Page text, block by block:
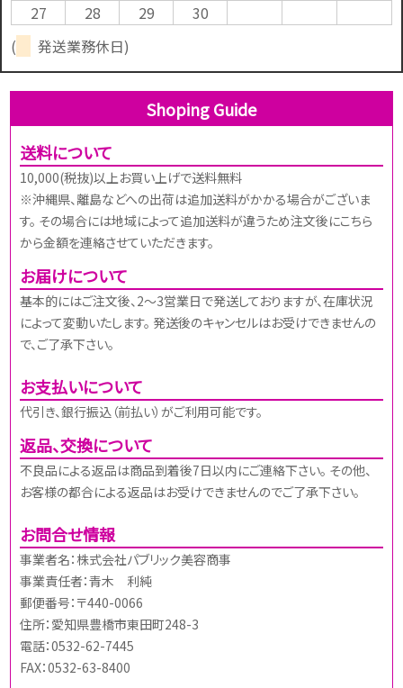
27
28 29
30
(
発送業務休日)
Shoping Guide
送料について
10,000(税抜)以上お買い上げで送料無料
※沖縄県、離島などへの出荷は追加送料がかかる場合がございま
す。 その場合には地域によって追加送料が違うため注文後にこちら
から金額を連絡させていただきます。
お届けについて
基本的にはご注文後、2～3営業日で発送しておりますが、在庫状況
によって変動いたします。 発送後のキャンセルはお受けできませんの
で、ご了承下さい。
お支払いについて
代引き、銀行振込（前払い）がご利用可能です。
返品、交換について
不良品による返品は商品到着後7日以内にご連絡下さい。 その他、
お客様の都合による返品はお受けできませんのでご了承下さい。
お問合せ情報
事業者名：株式会社パブリック美容商事
事業責任者：青木 利純
郵便番号：〒440-0066
住所：愛知県豊橋市東田町248-3
電話：0532-62-7445
FAX：0532-63-8400